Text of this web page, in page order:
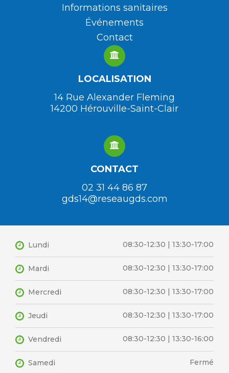
Informations sanitaires
Événements
Contact
LOCALISATION
14 Rue Alexander Fleming
14200 Hérouville-Saint-Clair
CONTACT
02 31 44 86 87
gds14@reseaugds.com
Lundi 08:30-12:30 | 13:30-17:00
Mardi 08:30-12:30 | 13:30-17:00
Mercredi 08:30-12:30 | 13:30-17:00
Jeudi 08:30-12:30 | 13:30-17:00
Vendredi 08:30-12:30 | 13:30-16:00
Samedi Fermé